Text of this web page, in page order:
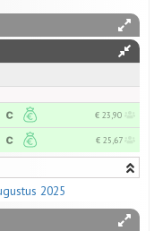
€ 23,90
€ 25,67
2025